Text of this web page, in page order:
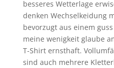
besseres Wetterlage
denken Wechselkeidung
bevorzugt aus einem
meine wenigkeit glaube
T-Shirt ernsthaft.
sind auch mehrere